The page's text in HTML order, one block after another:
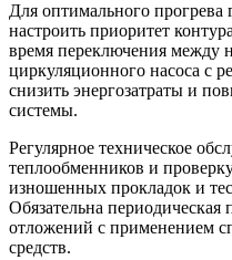
Для оптимального прогрева
настроить приоритет
время переключения между
циркуляционного насоса с
снизить энергозатраты и
системы.
Регулярное техническое
теплообменников и
изношенных прокладок и
Обязательна
отложений с применением
средств.